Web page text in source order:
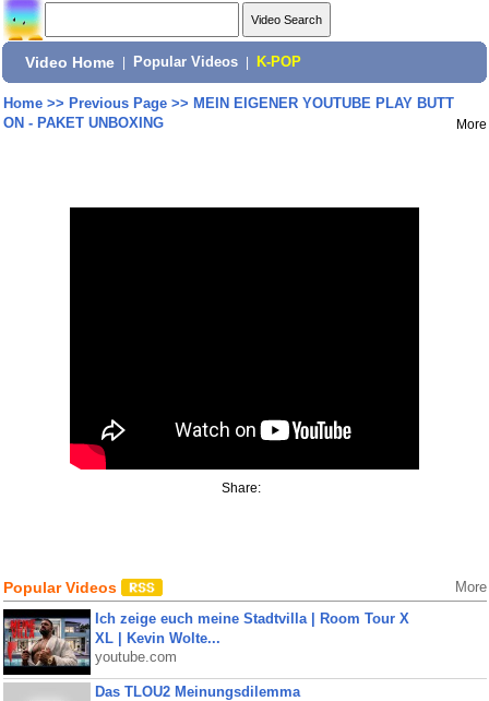
Video Home Popular Videos K-POP
Home>> Previous Page>> MEIN EIGENER YOUTUBE PLAY BUTT
ON - PAKET UNBOXING
More
Share:
Popular Videos More
Ich zeige euch meine Stadtvilla | Room Tour X
XL | Kevin Wolte...
youtube.com
Das TLOU2 Meinungsdilemma